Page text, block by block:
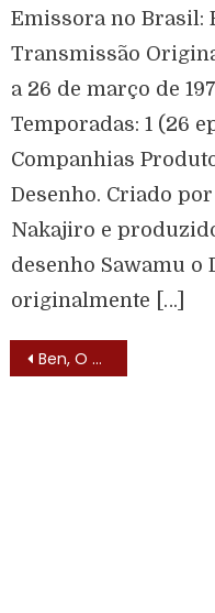
Emissora no Brasil:
Transmissão
a 26 de março de
Temporadas: 1 (26
Companhias
Desenho. Criado
Nakajiro e
desenho Sawamu
originalmente […]
Ben, O Urso Amigo (Gentle Ben – 1967) – Lista de Episódios